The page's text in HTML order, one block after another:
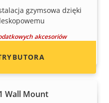
gzymsowa dzięki
akcesoriów
tego produktu
Wall Mount
produktów
Axis.